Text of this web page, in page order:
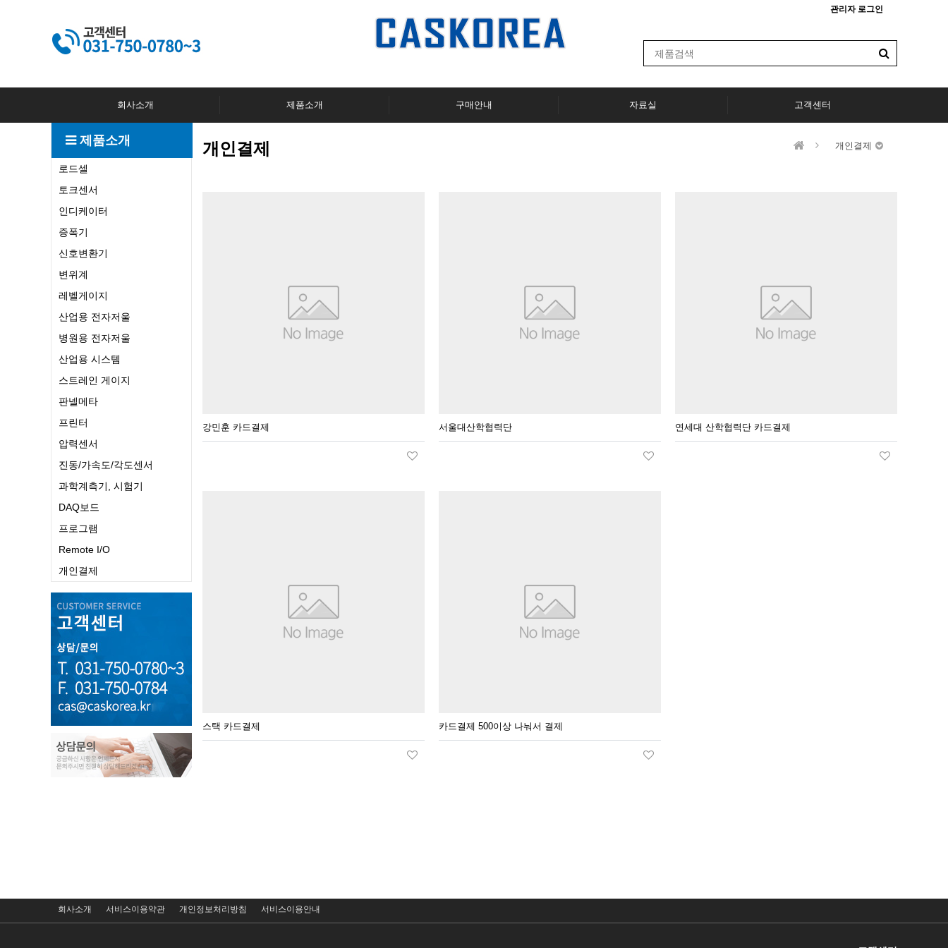
관리자 로그인
회사소개 제품소개 구매안내 자료실 고객센터
제품소개
로드셀
토크센서
인디케이터
증폭기
신호변환기
변위계
레벨게이지
산업용 전자저울
병원용 전자저울
산업용 시스템
스트레인 게이지
판넬메타
프린터
압력센서
진동/가속도/각도센서
과학계측기, 시험기
DAQ보드
프로그램
Remote I/O
개인결제
개인결제 개인결제
강민훈 카드결제 서울대산학협력단 연세대 산학협력단 카드결제
스택 카드결제 카드결제 500이상 나눠서 결제
회사소개 서비스이용약관 개인정보처리방침 서비스이용안내